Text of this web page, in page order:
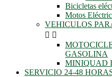
Bicicletas
Motos
VEHICULOS
 
GASOLINA
MINIQUAD
SERVICIO 24-48